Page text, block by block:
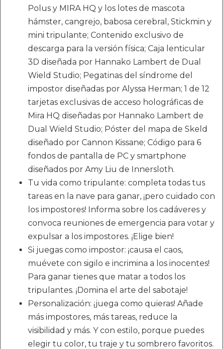
Polus y MIRA HQ y los lotes de mascota
hámster, cangrejo, babosa cerebral, Stickmin y
mini tripulante; Contenido exclusivo de
descarga para la versión física; Caja lenticular
3D diseñada por Hannako Lambert de Dual
Wield Studio; Pegatinas del síndrome del
impostor diseñadas por Alyssa Herman; 1 de 12
tarjetas exclusivas de acceso holográficas de
Mira HQ diseñadas por Hannako Lambert de
Dual Wield Studio; Póster del mapa de Skeld
diseñado por Cannon Kissane; Código para 6
fondos de pantalla de PC y smartphone
diseñados por Amy Liu de Innersloth.
Tu vida como tripulante: completa todas tus
tareas en la nave para ganar, ¡pero cuidado con
los impostores! Informa sobre los cadáveres y
convoca reuniones de emergencia para votar y
expulsar a los impostores. ¡Elige bien!
Si juegas como impostor: ¡causa el caos,
muévete con sigilo e incrimina a los inocentes!
Para ganar tienes que matar a todos los
tripulantes. ¡Domina el arte del sabotaje!
Personalización: ¡juega como quieras! Añade
más impostores, más tareas, reduce la
visibilidad y más. Y con estilo, porque puedes
elegir tu color, tu traje y tu sombrero favoritos.